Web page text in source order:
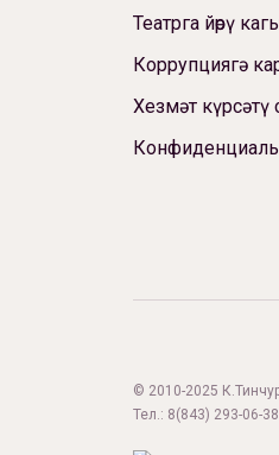
Театрга йөрү
Коррупциягә
Хезмәт
© 2010-2025
Тел.: 8(843) 293-06-38